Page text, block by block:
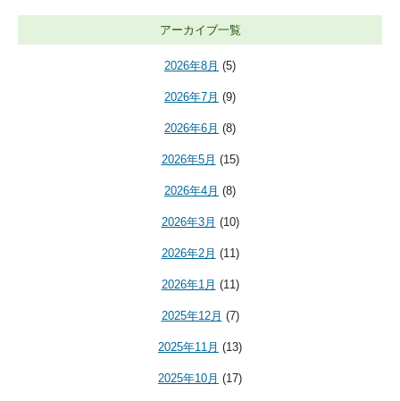
アーカイブ一覧
2026年8月 (5)
2026年7月 (9)
2026年6月 (8)
2026年5月 (15)
2026年4月 (8)
2026年3月 (10)
2026年2月 (11)
2026年1月 (11)
2025年12月 (7)
2025年11月 (13)
2025年10月 (17)